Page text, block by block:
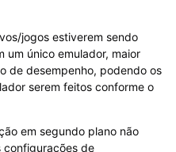
jogos estiverem sendo
um único emulador, maior
de desempenho, podendo os
serem feitos conforme o
em segundo plano não
configurações de